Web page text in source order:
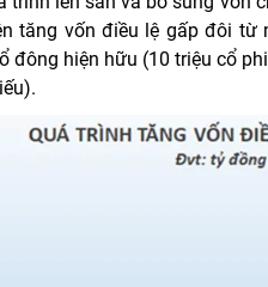
tăng vốn điều lệ gấp đôi
đông hiện hữu (10 triệu cổ